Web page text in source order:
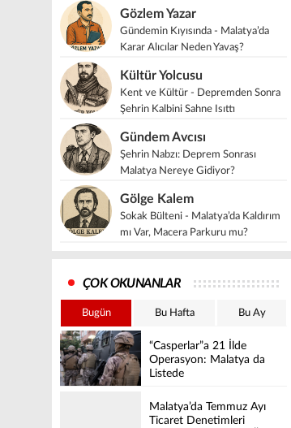
Gözlem Yazar
Gündemin Kıyısında - Malatya’da
Karar Alıcılar Neden Yavaş?
Kültür Yolcusu
Kent ve Kültür - Depremden Sonra
Şehrin Kalbini Sahne Isıttı
Gündem Avcısı
Şehrin Nabzı: Deprem Sonrası
Malatya Nereye Gidiyor?
Gölge Kalem
Sokak Bülteni - Malatya’da Kaldırım
mı Var, Macera Parkuru mu?
ÇOK OKUNANLAR
Bugün Bu Hafta Bu Ay
“Casperlar”a 21 İlde
Operasyon: Malatya da
Listede
Malatya’da Temmuz Ayı
Ticaret Denetimleri